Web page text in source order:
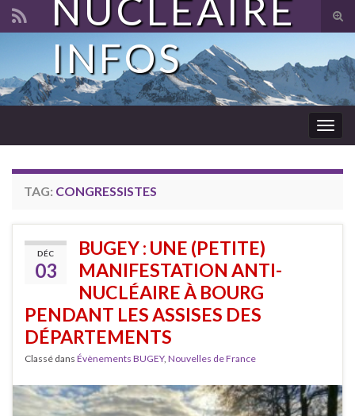
Search for:
NUCLÉAIRE
INFOS
TAG: CONGRESSISTES
DÉC
03
BUGEY : UNE (PETITE)
MANIFESTATION ANTI-
NUCLÉAIRE À BOURG
PENDANT LES ASSISES DES
DÉPARTEMENTS
Classé dans Évènements BUGEY, Nouvelles de France